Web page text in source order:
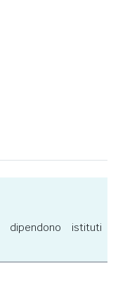
dipendono istituti